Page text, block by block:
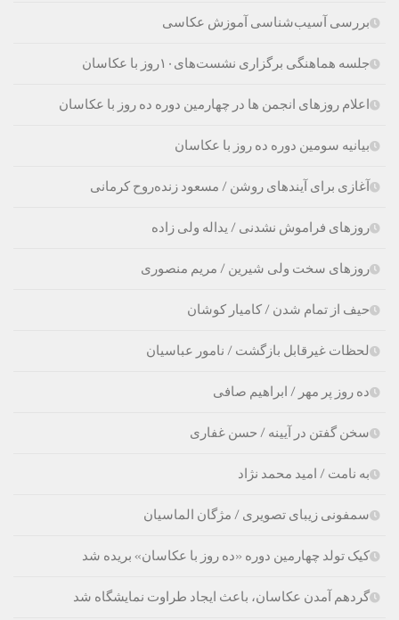
بررسی آسیب‌شناسی آموزش عکاسی
جلسه هماهنگی برگزاری نشست‌های۱۰روز با عکاسان
اعلام روزهای انجمن ها در چهارمین دوره ده روز با عکاسان
بیانیه سومین دوره ده روز با عکاسان
آغازی برای آینده‫ای روشن‬‬ / مسعود زنده‌‫روح کرمانی‬‬
روزهای فراموش نشدنی / یداله ولی زاده
روزهای سخت ولی شیرین / مریم منصوری
حیف از تمام شدن / کامیار کوشان
لحظات غیرقابل بازگشت / نامور عباسیان
ده روز پر مهر / ابراهیم صافی
سخن گفتن در آیینه / حسن غفارى
به نامت / امید محمد نژاد
سمفونی زیبای تصویری / مژگان الماسیان
کیک تولد چهارمین دوره «ده روز با عکاسان» بریده شد
گردهم آمدن عکاسان، باعث ایجاد طراوت نمایشگاه شد